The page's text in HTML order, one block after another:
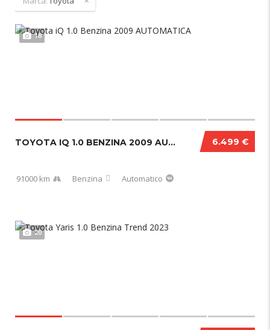
18
6.499 €
TOYOTA IQ 1.0 BENZINA 2009 AUTOMATICA
91000 km Benzina Automatico
20